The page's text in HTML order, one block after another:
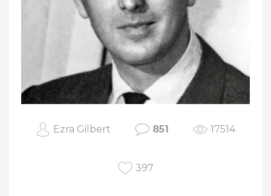
Ezra Gilbert 851 17514
397